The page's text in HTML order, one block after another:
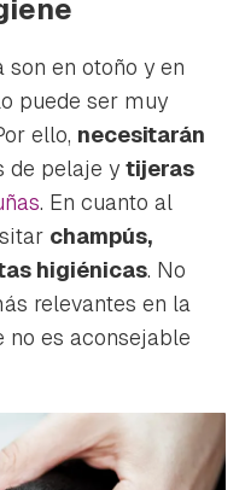
CANCELAR
son en otoño y en
puede ser muy
ello, necesitarán
de pelaje y tijeras
. En cuanto al
champús,
higiénicas. No
relevantes en la
no es aconsejable